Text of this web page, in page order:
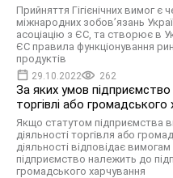
Прийняття Гігієнічних вимог
міжнародних зобов’язань
асоціацію з ЄС, та створює в
ЄС правила функціонування
продуктів
29.10.2022 262
За яких умов
торгівлі або громадського
Якщо статутом підприємства
діяльності торгівля або
діяльності відповідає
підприємство належить до
громадського харчування